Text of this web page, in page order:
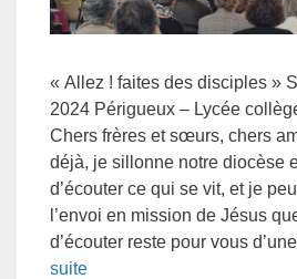
« Allez ! faites des disciples »
2024 Périgueux – Lycée
Chers frères et sœurs, chers
déjà, je sillonne notre diocèse
d’écouter ce qui se vit, et je
l’envoi en mission de Jésus
d’écouter reste pour vous
suite